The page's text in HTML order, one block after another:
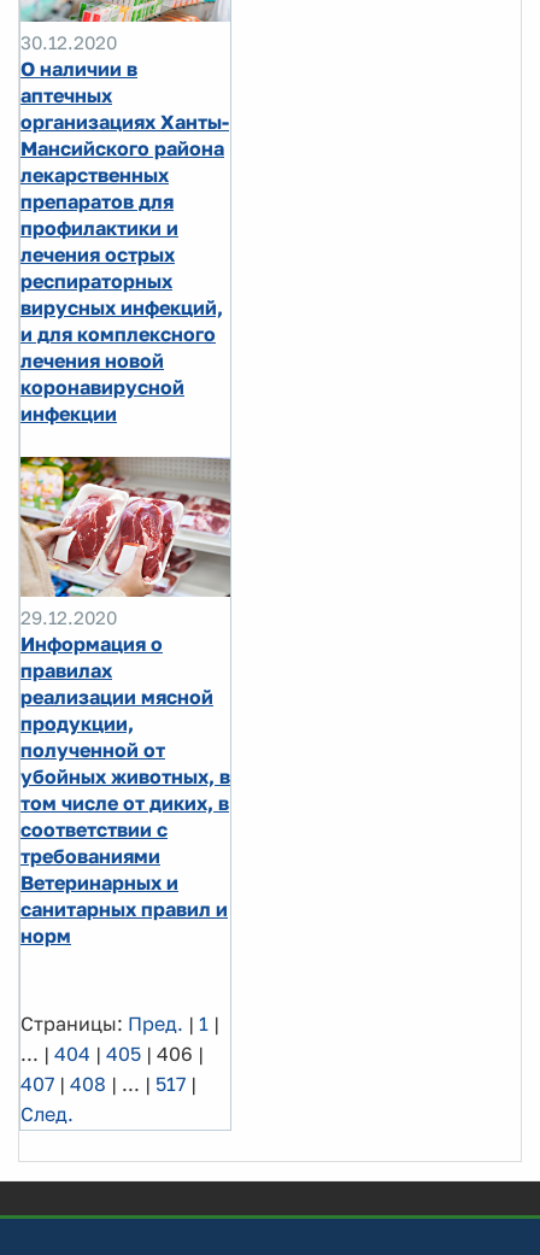
30.12.2020
О наличии в
аптечных
организациях Ханты-
Мансийского района
лекарственных
препаратов для
профилактики и
лечения острых
респираторных
вирусных инфекций,
и для комплексного
лечения новой
коронавирусной
инфекции
29.12.2020
Информация о
правилах
реализации мясной
продукции,
полученной от
убойных животных, в
том числе от диких, в
соответствии с
требованиями
Ветеринарных и
санитарных правил и
норм
Страницы: Пред. | 1 |
... | 404 | 405 | 406 |
407 | 408 | ... | 517 |
След.